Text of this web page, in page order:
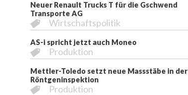
Neuer Renault Trucks T für die Gschwend
Transporte AG
Wirtschaftspolitik
AS-i spricht jetzt auch Moneo
Produktion
Mettler-Toledo setzt neue Massstäbe in der
Röntgeninspektion
Produktion